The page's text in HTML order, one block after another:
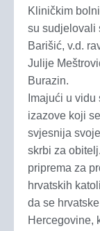
Kliničkim
su sudjelovali
Barišić, v.d.
Julije
Burazin.
Imajući u
izazove koji
svjesnija
skrbi za
priprema za
hrvatskih
da se
Hercegovine,